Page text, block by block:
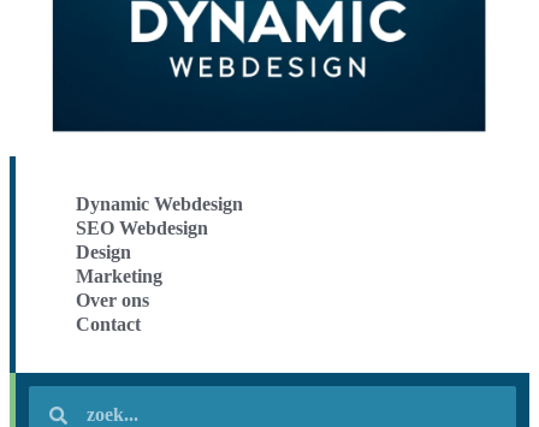
Dynamic Webdesign
SEO Webdesign
Design
Marketing
Over ons
Contact